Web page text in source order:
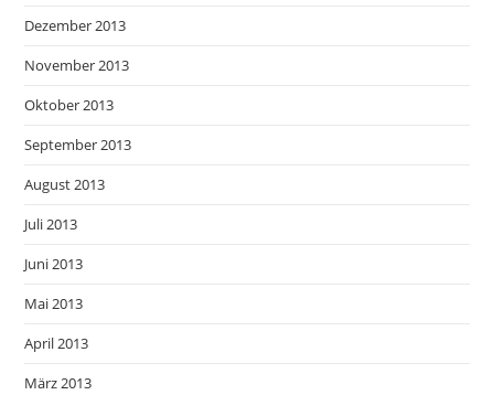
Dezember 2013
November 2013
Oktober 2013
September 2013
August 2013
Juli 2013
Juni 2013
Mai 2013
April 2013
März 2013